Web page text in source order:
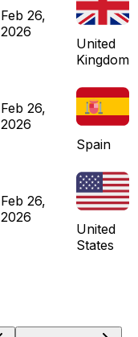
Feb 26,
2026
United
Kingdom
Feb 26,
2026
Spain
Feb 26,
2026
United
States